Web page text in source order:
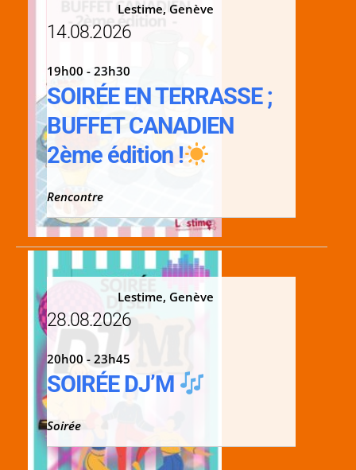
Lestime, Genève
14.08.2026
19h00 - 23h30
SOIRÉE EN TERRASSE ;
BUFFET CANADIEN
2ème édition !
Rencontre
Lestime, Genève
28.08.2026
20h00 - 23h45
SOIRÉE DJ’M
Soirée